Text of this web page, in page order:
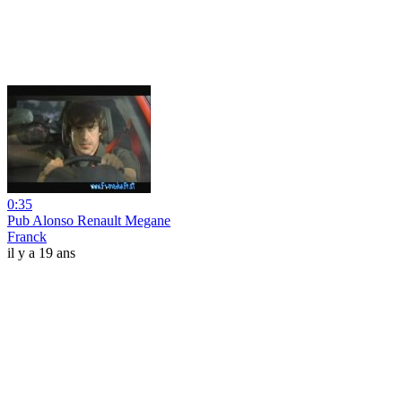
0:35
Pub Alonso Renault Megane
Franck
il y a 19 ans